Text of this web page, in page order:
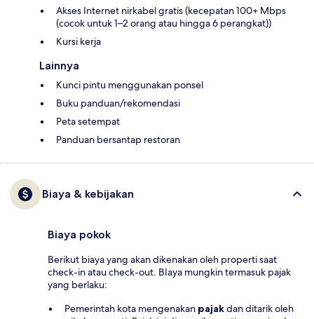
Akses Internet nirkabel gratis (kecepatan 100+ Mbps
(cocok untuk 1–2 orang atau hingga 6 perangkat))
Kursi kerja
Lainnya
Kunci pintu menggunakan ponsel
Buku panduan/rekomendasi
Peta setempat
Panduan bersantap restoran
Biaya & kebijakan
Biaya pokok
Berikut biaya yang akan dikenakan oleh properti saat
check-in atau check-out. BIaya mungkin termasuk pajak
yang berlaku:
Pemerintah kota mengenakan pajakdan ditarik oleh